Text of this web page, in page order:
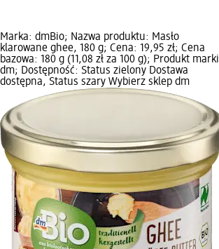
Marka: dmBio; Nazwa produktu: Masło
klarowane ghee, 180 g; Cena: 19,95 zł; Cena
bazowa: 180 g (11,08 zł za 100 g); Produkt marki
dm; Dostępność: Status zielony Dostawa
dostępna, Status szary Wybierz sklep dm